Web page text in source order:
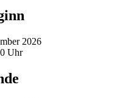
2026
Uhr